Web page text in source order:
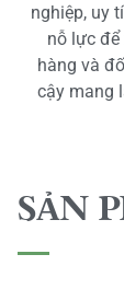
nghiệp, uy
nỗ lực
hàng và
cậy mang
SẢN